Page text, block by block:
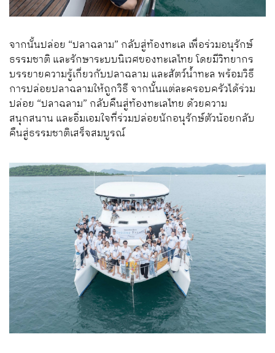
จากนั้นปล่อย “ปลาฉลาม” กลับสู่ท้องทะเล เพื่อร่วมอนุรักษ์
ธรรมชาติ และรักษาระบบนิเวศของทะเลไทย โดยมีวิทยากร
บรรยายความรู้เกี่ยวกับปลาฉลาม และสัตว์น้ำทะล พร้อมวิธี
การปล่อยปลาฉลามให้ถูกวิธี จากนั้นแต่ละครอบครัวได้ร่วม
ปล่อย “ปลาฉลาม” กลับคืนสู่ท้องทะเลไทย ด้วยความ
สนุกสนาน และอิ่มเอมใจที่ร่วมปล่อยนักอนุรักษ์ตัวน้อยกลับ
คืนสู่ธรรมชาติเสร็จสมบูรณ์